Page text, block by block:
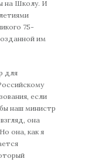
на Школу. И
75-
им
для
если
наш министр
она
она, как я